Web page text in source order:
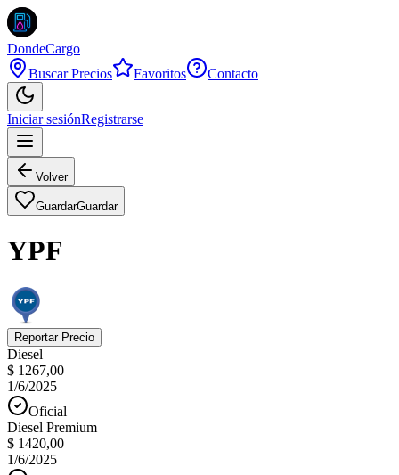
DondeCargo
Buscar Precios
Favoritos Contacto
Iniciar sesiónRegistrarse
Volver
GuardarGuardar
YPF
Reportar Precio
Diesel
$ 1267,00
1/6/2025
Oficial
Diesel Premium
$ 1420,00
1/6/2025